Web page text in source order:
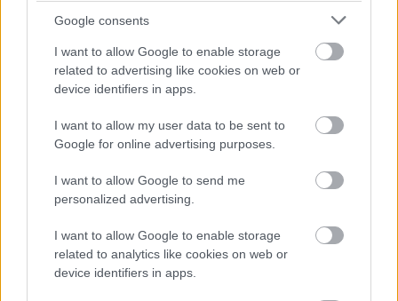
Google consents
I want to allow Google to enable storage
related to advertising like cookies on web or
device identifiers in apps.
I want to allow my user data to be sent to
Google for online advertising purposes.
I want to allow Google to send me
personalized advertising.
I want to allow Google to enable storage
related to analytics like cookies on web or
device identifiers in apps.
És a végére a kreol burger (ne ijedjetek meg, ezt a
hármat nem egyszerre ettem, az adagok bőségesek).
Hát ez valami félelmetes. Nagyon spéci, nagyon édes
a chilis-mangós szósz miatt, de nem lehet
szerencsére, egy félig átsült, krémes állagú (ezen
mondjuk van mit javítani) marhát kapunk olyan
körítéssel, hogy még ő is zavarba jön tőle.